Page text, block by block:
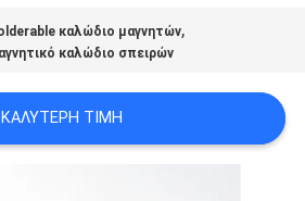
καλώδιο μαγνητών,
καλώδιο σπειρών
ΚΑΛΎΤΕΡΗ ΤΙΜΉ